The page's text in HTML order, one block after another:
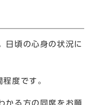
日頃の心身の状況に
度です。
かる方の同席をお願